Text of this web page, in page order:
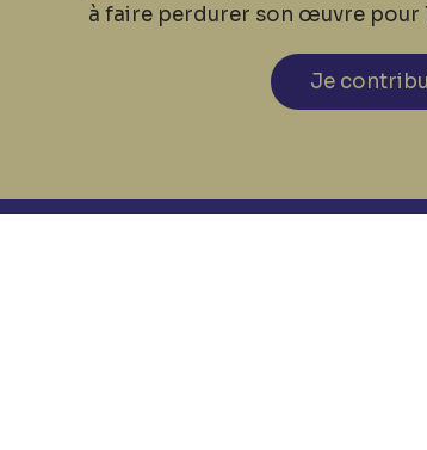
à faire perdurer son œuvre pour
Je
des cookies